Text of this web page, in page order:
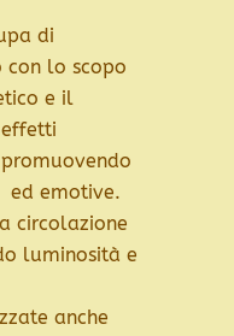
di
con lo scopo
e il
ed emotive.
circolazione
luminosità e
anche